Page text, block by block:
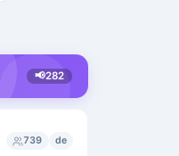
📢282
739 de